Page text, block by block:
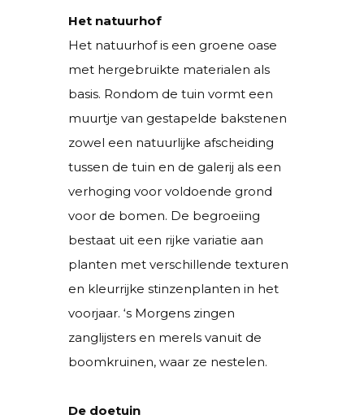
Het natuurhof
Het natuurhof is een groene oase
met hergebruikte materialen als
basis. Rondom de tuin vormt een
muurtje van gestapelde bakstenen
zowel een natuurlijke afscheiding
tussen de tuin en de galerij als een
verhoging voor voldoende grond
voor de bomen. De begroeiing
bestaat uit een rijke variatie aan
planten met verschillende texturen
en kleurrijke stinzenplanten in het
voorjaar. ‘s Morgens zingen
zanglijsters en merels vanuit de
boomkruinen, waar ze nestelen.
De doetuin